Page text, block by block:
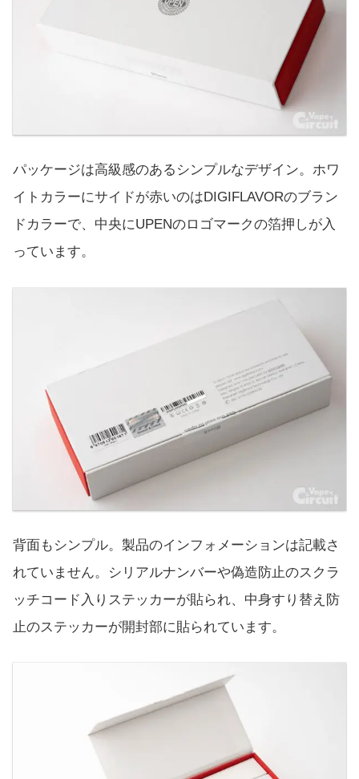
パッケージは高級感のあるシンプルなデザイン。ホワ
イトカラーにサイドが赤いのはDIGIFLAVORのブラン
ドカラーで、中央にUPENのロゴマークの箔押しが入
っています。
背面もシンプル。製品のインフォメーションは記載さ
れていません。シリアルナンバーや偽造防止のスクラ
ッチコード入りステッカーが貼られ、中身すり替え防
止のステッカーが開封部に貼られています。